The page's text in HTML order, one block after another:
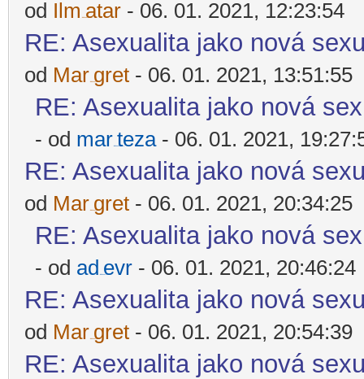
od Ilm -diskusni-forum-
atar - 06. 01. 2021, 12:23:54
RE: Asexualita jako nová
od Mar -diskusni-forum-
gret - 06. 01. 2021, 13:51:55
RE: Asexualita jako nová
- od mar -diskusni-forum-
teza- 06. 01. 2021,
RE: Asexualita jako nová
od Mar -diskusni-forum-
gret - 06. 01. 2021, 20:34:25
RE: Asexualita jako nová
- od ad -diskusni-forum-
evr - 06. 01. 2021, 20:46:24
RE: Asexualita jako nová
od Mar -diskusni-forum-
gret - 06. 01. 2021, 20:54:39
RE: Asexualita jako nová